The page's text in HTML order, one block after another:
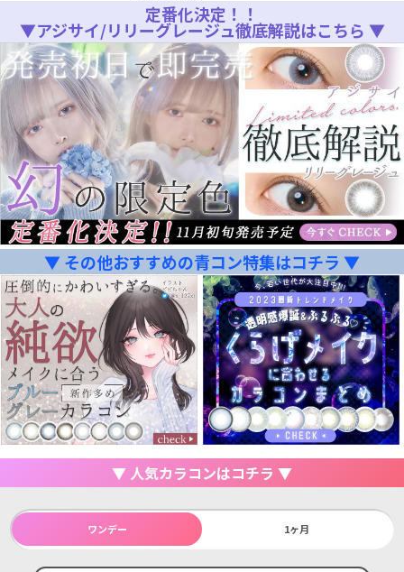
定番化決定！！
▼アジサイ/リリーグレージュ徹底解説はこちら ▼
▼ その他おすすめの青コン特集はコチラ ▼
▼ 人気カラコンはコチラ ▼
ワンデー 1ヶ月